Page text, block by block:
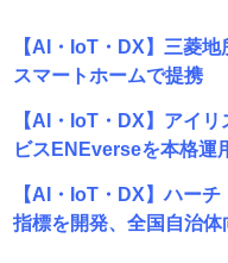
【AI・IoT・DX】三菱地
スマートホームで提携
【AI・IoT・DX】アイ
ビスENEverseを本格運
【AI・IoT・DX】ハー
指標を開発、全国自治